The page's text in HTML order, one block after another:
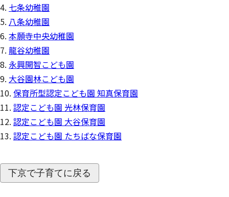
七条幼稚園
八条幼稚園
本願寺中央幼稚園
龍谷幼稚園
永興開智こども園
大谷園林こども園
保育所型認定こども園 知真保育園
認定こども園 光林保育園
認定こども園 大谷保育園
認定こども園 たちばな保育園
下京で子育てに戻る